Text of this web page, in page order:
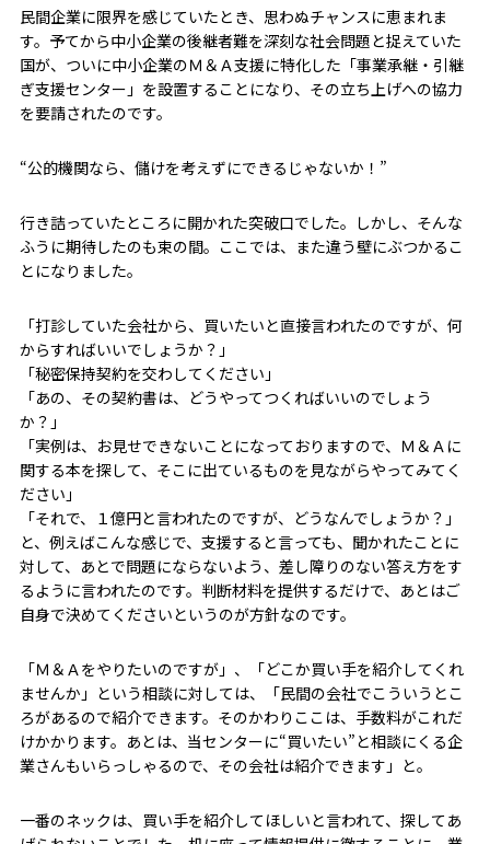
民間企業に限界を感じていたとき、思わぬチャンスに恵まれま
す。予てから中小企業の後継者難を深刻な社会問題と捉えていた
国が、ついに中小企業のＭ＆Ａ支援に特化した「事業承継・引継
ぎ支援センター」を設置することになり、その立ち上げへの協力
を要請されたのです。
“公的機関なら、儲けを考えずにできるじゃないか！”
行き詰っていたところに開かれた突破口でした。しかし、そんな
ふうに期待したのも束の間。ここでは、また違う壁にぶつかるこ
とになりました。
「打診していた会社から、買いたいと直接言われたのですが、何
からすればいいでしょうか？」
「秘密保持契約を交わしてください」
「あの、その契約書は、どうやってつくればいいのでしょう
か？」
「実例は、お見せできないことになっておりますので、Ｍ＆Ａに
関する本を探して、そこに出ているものを見ながらやってみてく
ださい」
「それで、１億円と言われたのですが、どうなんでしょうか？」
と、例えばこんな感じで、支援すると言っても、聞かれたことに
対して、あとで問題にならないよう、差し障りのない答え方をす
るように言われたのです。判断材料を提供するだけで、あとはご
自身で決めてくださいというのが方針なのです。
「Ｍ＆Ａをやりたいのですが」、「どこか買い手を紹介してくれ
ませんか」という相談に対しては、「民間の会社でこういうとこ
ろがあるので紹介できます。そのかわりここは、手数料がこれだ
けかかります。あとは、当センターに“買いたい”と相談にくる企
業さんもいらっしゃるので、その会社は紹介できます」と。
一番のネックは、買い手を紹介してほしいと言われて、探してあ